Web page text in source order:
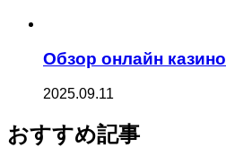
Обзор онлайн казино
2025.09.11
おすすめ記事